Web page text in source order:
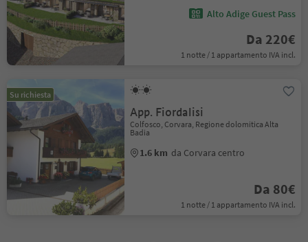
Alto Adige Guest Pass
Da 220€
1 notte / 1 appartamento IVA incl.
Su richiesta
App. Fiordalisi
Colfosco, Corvara, Regione dolomitica Alta
Badia
1.6 km da Corvara centro
Da 80€
1 notte / 1 appartamento IVA incl.